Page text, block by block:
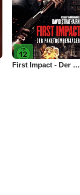
First Impact - Der Paketbombenjäger